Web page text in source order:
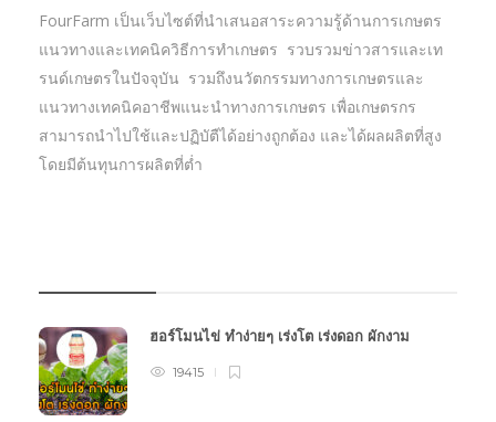
FourFarm เป็นเว็บไซต์ที่นำเสนอสาระความรู้ด้านการเกษตร
แนวทางและเทคนิควิธีการทำเกษตร รวบรวมข่าวสารและเท
รนด์เกษตรในปัจจุบัน รวมถึงนวัตกรรมทางการเกษตรและ
แนวทางเทคนิคอาชีพแนะนำทางการเกษตร เพื่อเกษตรกร
สามารถนำไปใช้และปฏิบัตืได้อย่างถูกต้อง และได้ผลผลิตที่สูง
โดยมีต้นทุนการผลิตที่ต่ำ
ฮอร์โมนไข่ ทำง่ายๆ เร่งโต เร่งดอก ผักงาม
19415